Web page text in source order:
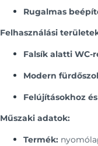
Rugalmas
Felhasználási
Falsík alatti WC-
Modern
Felújításokhoz
Műszaki adatok:
Termék: